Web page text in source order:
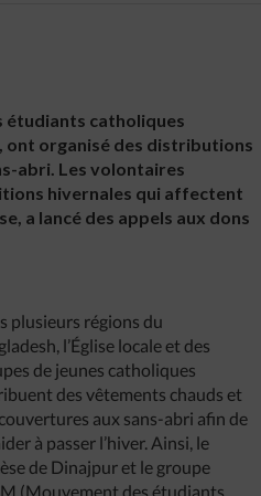
étudiants catholiques
ont organisé des distributions
abri. Les volontaires
hivernales qui affectent
a lancé des appels aux dons
plusieurs régions du
l’Église locale et des
de jeunes catholiques
des vêtements chauds et
aux sans-abri afin de
à passer l’hiver. Ainsi, le
de Dinajpur et le groupe
(Mouvement des étudiants